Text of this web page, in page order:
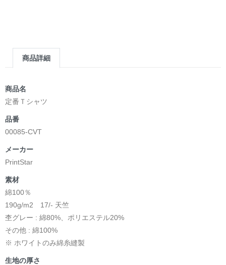
商品詳細
商品名
定番Ｔシャツ
品番
00085-CVT
メーカー
PrintStar
素材
綿100％
190g/m2 17/- 天竺
杢グレー : 綿80%、ポリエステル20%
その他 : 綿100%
※ ホワイトのみ綿糸縫製
生地の厚さ